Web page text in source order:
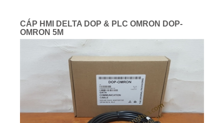
CÁP HMI DELTA DOP & PLC OMRON DOP-
OMRON 5M